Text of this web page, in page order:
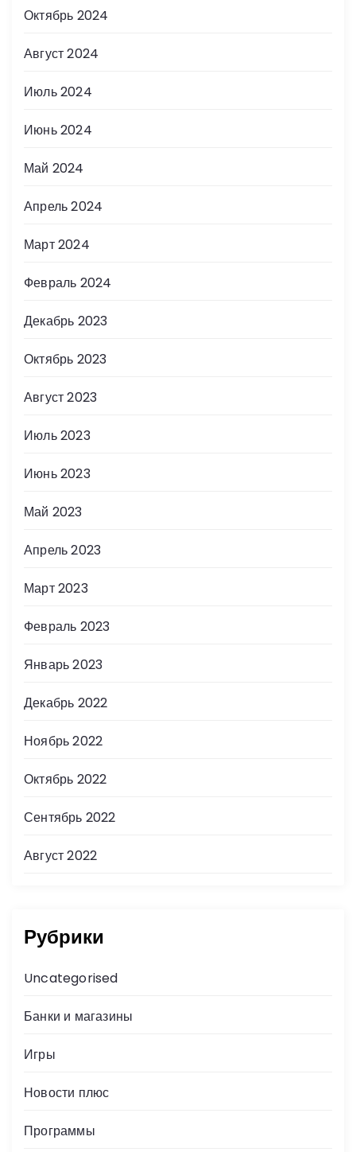
Октябрь 2024
Август 2024
Июль 2024
Июнь 2024
Май 2024
Апрель 2024
Март 2024
Февраль 2024
Декабрь 2023
Октябрь 2023
Август 2023
Июль 2023
Июнь 2023
Май 2023
Апрель 2023
Март 2023
Февраль 2023
Январь 2023
Декабрь 2022
Ноябрь 2022
Октябрь 2022
Сентябрь 2022
Август 2022
Рубрики
Uncategorised
Банки и магазины
Игры
Новости плюс
Программы